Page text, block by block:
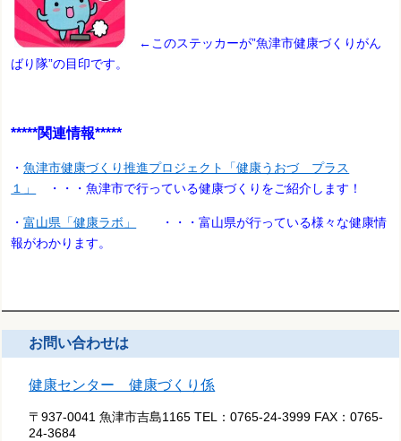
←このステッカーが”魚津市健康づくりがん
ばり隊”の目印です。
*****関連情報*****
・魚津市健康づくり推進プロジェクト「健康うおづ プラス
１」
・・・魚津市で行っている健康づくりをご紹介します！
・富山県「健康ラボ」
・・・富山県が行っている様々な健康情
報がわかります。
お問い合わせは
健康センター 健康づくり係
〒937-0041 魚津市吉島1165 TEL：0765-24-3999 FAX：0765-
24-3684